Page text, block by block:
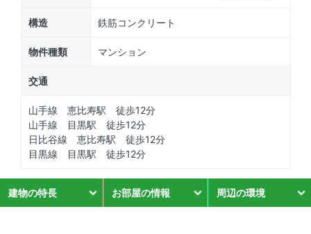
構造 鉄筋コンクリート
物件種類 マンション
交通
山手線 恵比寿駅 徒歩12分
山手線 目黒駅 徒歩12分
日比谷線 恵比寿駅 徒歩12分
目黒線 目黒駅 徒歩12分
建物の特長 お部屋の情報 周辺の環境